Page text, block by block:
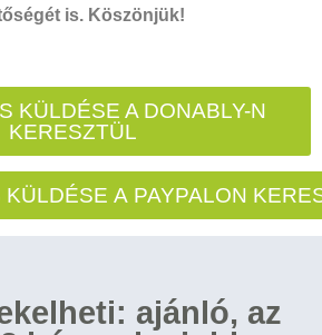
is. Köszönjük!
KÜLDÉSE A DONABLY-N
KERESZTÜL
A PAYPALON
ajánló, az